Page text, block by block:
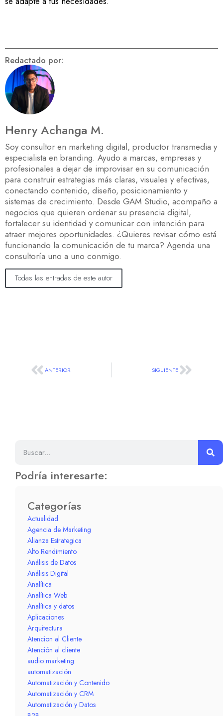
Redactado por:
Henry Achanga M.
Soy consultor en marketing digital, productor transmedia y
especialista en branding. Ayudo a marcas, empresas y
profesionales a dejar de improvisar en su comunicación
para construir estrategias más claras, visuales y efectivas,
conectando contenido, diseño, posicionamiento y
sistemas de crecimiento. Desde GAM Studio, acompaño a
negocios que quieren ordenar su presencia digital,
fortalecer su identidad y comunicar con intención para
atraer mejores oportunidades. ¿Quieres revisar cómo está
funcionando la comunicación de tu marca? Agenda una
consultoría uno a uno conmigo.
Todas las entradas de este autor
ANTERIOR SIGUIENTE
Podría interesarte:
Categorías
Actualidad
Agencia de Marketing
Alianza Estrategica
Alto Rendimiento
Análisis de Datos
Análisis Digital
Analítica
Analítica Web
Analítica y datos
Aplicaciones
Arquitectura
Atencion al Cliente
Atención al cliente
audio marketing
automatización
Automatización y Contenido
Automatización y CRM
Automatización y Datos